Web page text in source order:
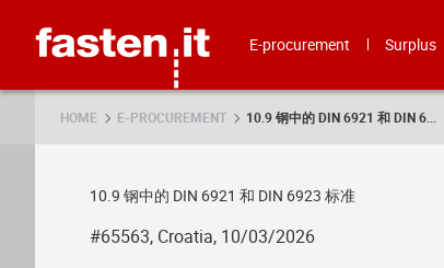
E-procurement Surplus
HOME E-PROCUREMENT 10.9 钢中的 DIN 6921 和 DIN 6...
10.9 钢中的 DIN 6921 和 DIN 6923 标准
#65563, Croatia, 10/03/2026